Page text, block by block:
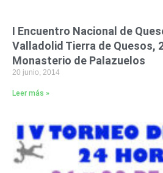
I Encuentro Nacional de
Valladolid Tierra de Quesos,
Monasterio de Palazuelos
20 junio, 2014
Leer más »